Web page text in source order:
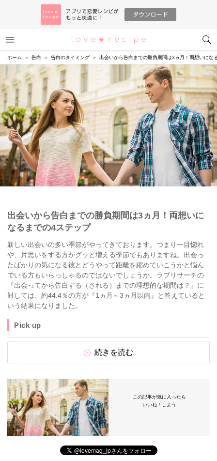
恋愛レシピ
ホーム 告白 告白のタイミング 出会いから告白までの勝負期間は3ヵ月！両想いにな
出会いから告白までの勝負期間は3ヵ月！両想いに
なるまでの4ステップ
新しい出会いの多い季節がやってきております。つまり一目惚れ
や、片思いをする方がグッと増える季節でもありますね。出会っ
たばかりの気になる彼とどうやって距離を縮めていこうかと悩ん
でいる方もいらっしゃるのではないでしょうか。ラブリサーチの
『出会ってから告白する（される）までの理想的な期間は？』に
対しては、約44.4％の方が『1ヵ月～3ヵ月以内』と答えていると
いう結果になりました。
Pick up
続きを読む
この記事が気に入ったら
いいね！しよう